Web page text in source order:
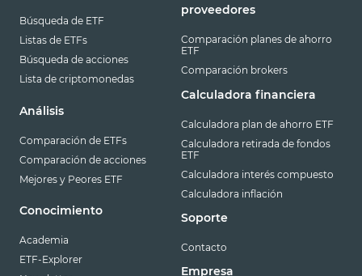
Búsqueda de ETF
Listas de ETFs
Búsqueda de acciones
Lista de criptomonedas
Análisis
Comparación de ETFs
Comparación de acciones
Mejores y Peores ETF
Conocimiento
Academia
ETF-Explorer
proveedores
Comparación planes de ahorro
ETF
Comparación brokers
Calculadora financiera
Calculadora plan de ahorro ETF
Calculadora retirada de fondos
ETF
Calculadora interés compuesto
Calculadora inflación
Soporte
Contacto
Empresa